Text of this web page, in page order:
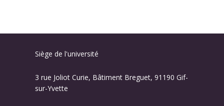
Siège de l'université
3 rue Joliot Curie, Bâtiment Breguet, 91190 Gif-
sur-Yvette